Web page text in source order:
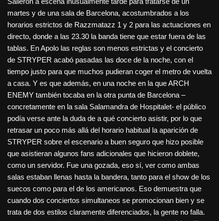
martes y de una sala de Barcelona, acostumbrados a los
horarios estrictos de Razzmatazz 1 y 2 para las actuaciones en
directo, donde a las 23.30 la banda tiene que estar fuera de las
tablas. En Apolo las reglas son menos estrictas y el concierto
de STRYPER acabó pasadas las doce de la noche, con el
tiempo justo para que muchos pudieran coger el metro de vuelta
a casa. Y es que además, en una noche en la que ARCH
ENEMY también tocaba en la otra punta de Barcelona –
concretamente en la sala Salamandra de Hospitalet- el público
podía verse ante la duda de a qué concierto asistir, por lo que
retrasar un poco más allá del horario habitual la aparición de
STRYPER sobre el escenario a buen seguro que hizo posible
que asistieran algunos fans adicionales que hicieron doblete,
como un servidor. Fue una gozada, eso sí, ver como ambas
salas estaban llenas hasta la bandera, tanto para el show de los
suecos como para el de los americanos. Eso demuestra que
cuando dos conciertos simultaneos se promocionan bien y se
trata de dos estilos claramente diferenciados, la gente no falla.